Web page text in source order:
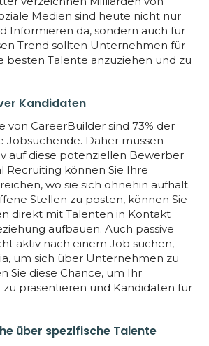
Medien sind heute nicht nur
Informieren da, sondern auch für
Trend sollten Unternehmen für
besten Talente anzuziehen und zu
Kandidaten
von CareerBuilder sind 73% der
Jobsuchende. Daher müssen
auf diese potenziellen Bewerber
Recruiting können Sie Ihre
wo sie sich ohnehin aufhält.
Stellen zu posten, können Sie
direkt mit Talenten in Kontakt
aufbauen. Auch passive
aktiv nach einem Job suchen,
um sich über Unternehmen zu
Sie diese Chance, um Ihr
präsentieren und Kandidaten für
über spezifische Talente